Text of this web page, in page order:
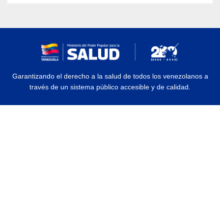
Garantizando el derecho a la salud de todos los venezolanos a
través de un sistema público accesible y de calidad.